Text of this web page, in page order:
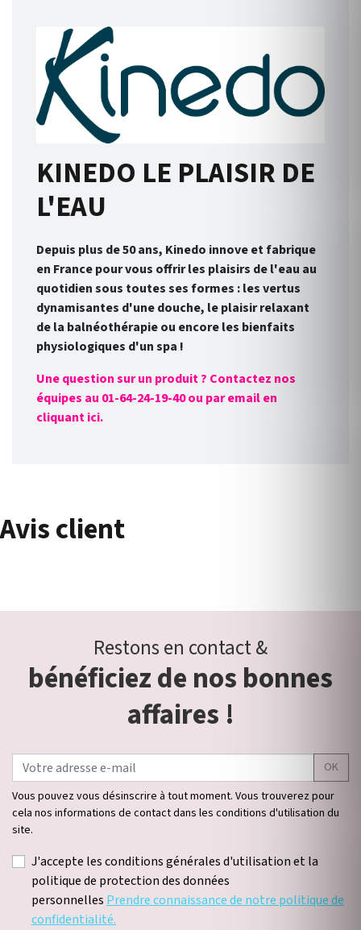
KINEDO LE PLAISIR DE
L'EAU
Depuis plus de 50 ans, Kinedo innove et fabrique
en France pour vous offrir les plaisirs de l'eau au
quotidien sous toutes ses formes : les vertus
dynamisantes d'une douche, le plaisir relaxant
de la balnéothérapie ou encore les bienfaits
physiologiques d'un spa !
Une question sur un produit ? Contactez nos
équipes au 01-64-24-19-40 ou par email en
cliquant ici.
Avis client
Restons en contact &
bénéficiez de nos bonnes
affaires !
OK
Vous pouvez vous désinscrire à tout moment. Vous trouverez pour
cela nos informations de contact dans les conditions d'utilisation du
site.
J'accepte les conditions générales d'utilisation et la
politique de protection des données
personnelles Prendre connaissance de notre politique de
confidentialité.